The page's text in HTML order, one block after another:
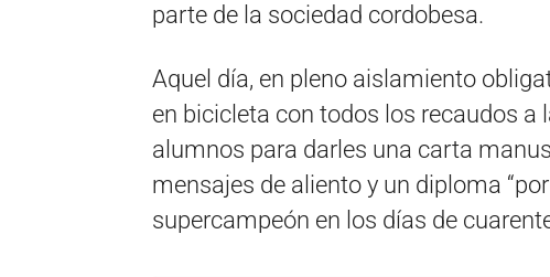
parte de la sociedad cordobesa.
Aquel día, en pleno aislamiento
en bicicleta con todos los recaudos a
alumnos para darles una carta
mensajes de aliento y un diploma
supercampeón en los días de